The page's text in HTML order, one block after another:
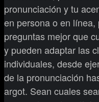
pronunciación y tu
en persona o en
preguntas mejor que
y pueden adaptar las
individuales, desde
de la pronunciación
argot. Sean cuales